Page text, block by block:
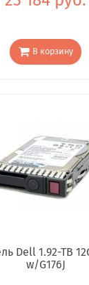
В корзину
Dell 1.92-TB
w/G176J